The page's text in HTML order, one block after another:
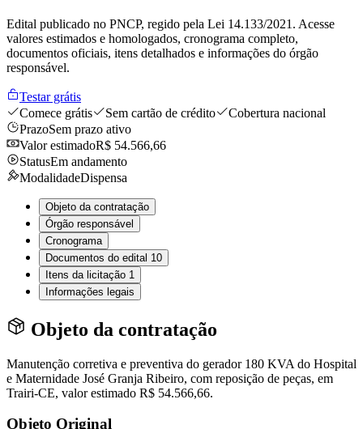
Edital publicado no PNCP, regido pela Lei 14.133/2021. Acesse
valores estimados e homologados, cronograma completo,
documentos oficiais, itens detalhados e informações do órgão
responsável.
Testar grátis
Comece grátis
Sem cartão de crédito
Cobertura nacional
PrazoSem prazo ativo
Valor estimadoR$ 54.566,66
StatusEm andamento
ModalidadeDispensa
Objeto da contratação
Órgão responsável
Cronograma
Documentos do edital 10
Itens da licitação 1
Informações legais
Objeto da contratação
Manutenção corretiva e preventiva do gerador 180 KVA do Hospital
e Maternidade José Granja Ribeiro, com reposição de peças, em
Trairi-CE, valor estimado R$ 54.566,66.
Objeto Original